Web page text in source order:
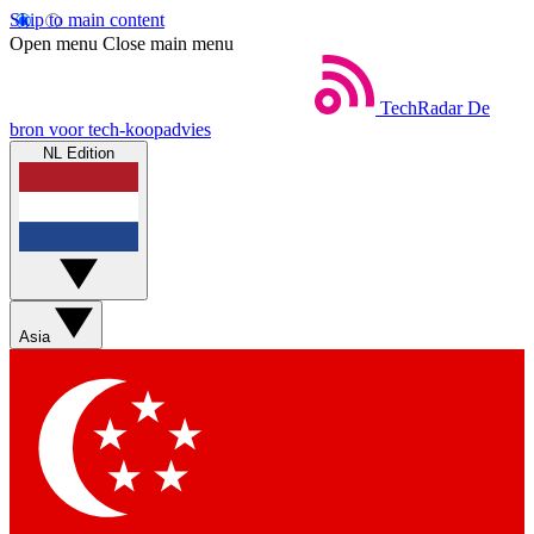
Skip to main content
Open menu Close main menu
TechRadar De
bron voor tech-koopadvies
NL Edition
Asia